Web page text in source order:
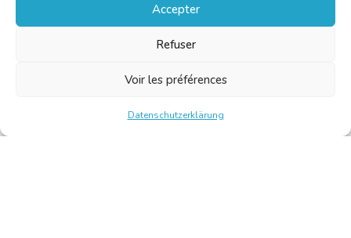
Accepter
Refuser
Voir les préférences
Datenschutzerklärung